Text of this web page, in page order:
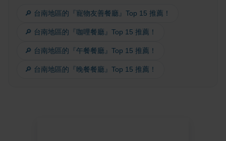
🔎 台南地區的『寵物友善餐廳』Top 15 推薦！
🔎 台南地區的『咖哩餐廳』Top 15 推薦！
🔎 台南地區的『午餐餐廳』Top 15 推薦！
🔎 台南地區的『晚餐餐廳』Top 15 推薦！